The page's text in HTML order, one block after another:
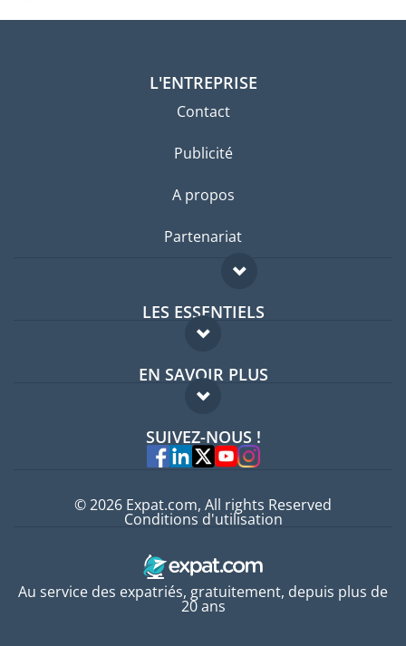
L'ENTREPRISE
Contact
Publicité
A propos
Partenariat
LES ESSENTIELS
Forum expatriés
Guides pays
EN SAVOIR PLUS
FAQ
Experts
SUIVEZ-NOUS !
Au service des expatriés, gratuitement, depuis plus de
20 ans
© 2026 Expat.com, All rights Reserved
Conditions d'utilisation